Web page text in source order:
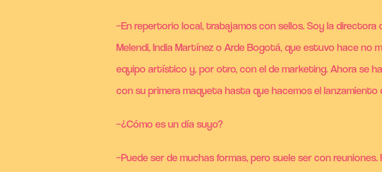
–En repertorio local, trabajamos con sellos. Soy la
Melendi, India Martínez o Arde Bogotá, que estuvo hace no
equipo artístico y, por otro, con el de marketing. Ahora se
con su primera maqueta hasta que hacemos el
–¿Cómo es un día suyo?
–Puede ser de muchas formas, pero suele ser con